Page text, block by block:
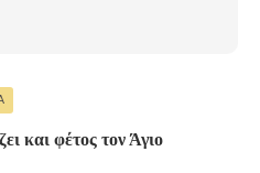
και φέτος τον Άγιο